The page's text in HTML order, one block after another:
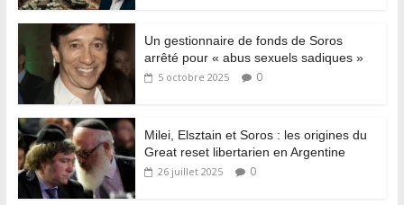
Un gestionnaire de fonds de Soros
arrêté pour « abus sexuels sadiques »
5 octobre 2025 0
Milei, Elsztain et Soros : les origines du
Great reset libertarien en Argentine
26 juillet 2025 0